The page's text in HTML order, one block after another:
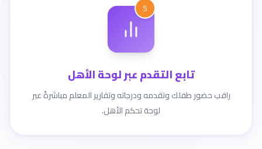
5
تابع التقدم عبر لوحة الأهل
راقب حضور طفلك وتقدمه ودرجاته وتقارير المعلم مباشرةً عبر
لوحة تحكم الأهل.